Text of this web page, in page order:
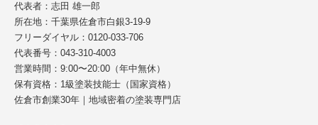
代表者：志田 雄一郎
所在地：千葉県佐倉市白銀3-19-9
フリーダイヤル：0120-033-706
代表番号：043-310-4003
営業時間：9:00〜20:00（年中無休）
保有資格：1級塗装技能士（国家資格）
佐倉市創業30年｜地域密着の塗装専門店